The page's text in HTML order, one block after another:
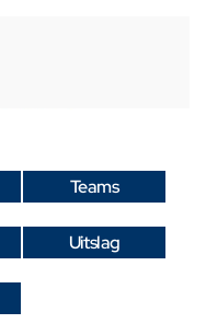
Teams
Uitslag